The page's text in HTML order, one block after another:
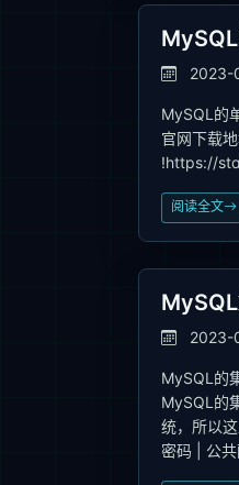
2023-
MySQL的
官网下载
!https://
阅读全文
2023-
MySQL的
MySQL的
统，所以
密码 | 公